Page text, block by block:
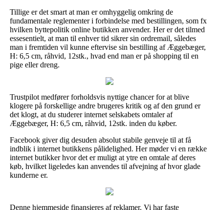
Tillige er det smart at man er omhyggelig omkring de
fundamentale reglementer i forbindelse med bestillingen, som fx
hvilken byttepolitik online butikken anvender. Her er det tilmed
essesentielt, at man til enhver tid sikrer sin ordremail, således
man i fremtiden vil kunne eftervise sin bestilling af Æggebæger,
H: 6,5 cm, råhvid, 12stk., hvad end man er på shopping til en
pige eller dreng.
Trustpilot medfører forholdsvis nyttige chancer for at blive
klogere på forskellige andre brugeres kritik og af den grund er
det klogt, at du studerer internet selskabets omtaler af
Æggebæger, H: 6,5 cm, råhvid, 12stk. inden du køber.
Facebook giver dig desuden absolut stabile genveje til at få
indblik i internet butikkens pålidelighed. Her møder vi en række
internet butikker hvor det er muligt at ytre en omtale af deres
køb, hvilket ligeledes kan anvendes til afvejning af hvor glade
kunderne er.
Denne hjemmeside finansieres af reklamer. Vi har faste